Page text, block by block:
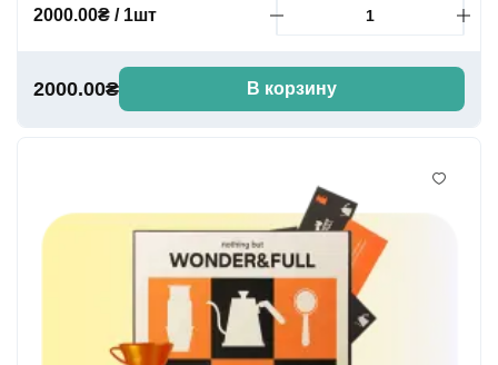
2000.00₴ / 1шт
2000.00₴ В корзину